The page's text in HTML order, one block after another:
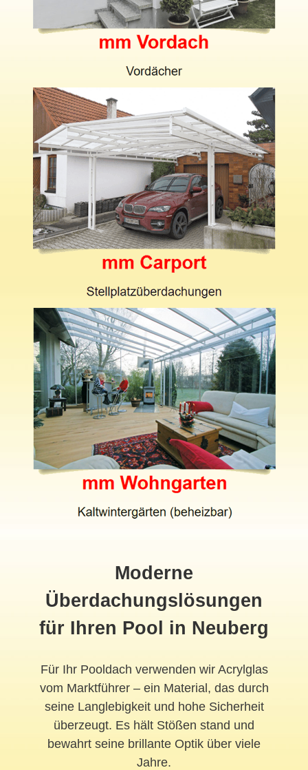
Moderne
Überdachungslösungen
für Ihren Pool in Neuberg
Für Ihr Pooldach verwenden wir Acrylglas
vom Marktführer – ein Material, das durch
seine Langlebigkeit und hohe Sicherheit
überzeugt. Es hält Stößen stand und
bewahrt seine brillante Optik über viele
Jahre.